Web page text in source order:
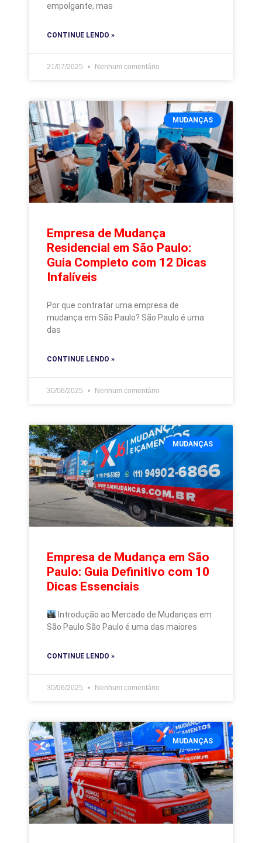
empolgante, mas
CONTINUE LENDO »
21/07/2025 Nenhum comentário
MUDANÇAS
Empresa de Mudança
Residencial em São Paulo:
Guia Completo com 12 Dicas
Infalíveis
Por que contratar uma empresa de
mudança em São Paulo? São Paulo é uma
das
CONTINUE LENDO »
30/06/2025 Nenhum comentário
MUDANÇAS
Empresa de Mudança em São
Paulo: Guia Definitivo com 10
Dicas Essenciais
Introdução ao Mercado de Mudanças em
São Paulo São Paulo é uma das maiores
CONTINUE LENDO »
30/06/2025 Nenhum comentário
MUDANÇAS